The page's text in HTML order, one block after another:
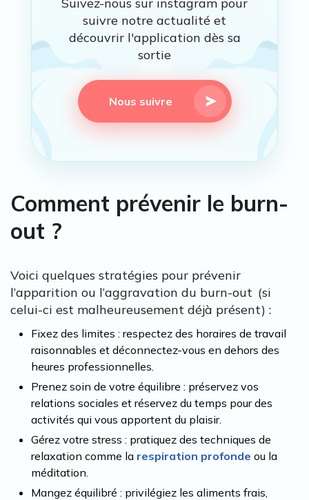
suivre notre actualité et
découvrir l'application dès sa
sortie
Nous suivre
Comment prévenir le burn-
out ?
Voici quelques stratégies pour prévenir
l’apparition ou l’aggravation du burn-out (si
celui-ci est malheureusement déjà présent) :
Fixez des limites : respectez des horaires de travail
raisonnables et déconnectez-vous en dehors des
heures professionnelles.
Prenez soin de votre équilibre : préservez vos
relations sociales et réservez du temps pour des
activités qui vous apportent du plaisir.
Gérez votre stress : pratiquez des techniques de
relaxation comme la respiration profonde ou la
méditation.
Mangez équilibré : privilégiez les aliments frais,